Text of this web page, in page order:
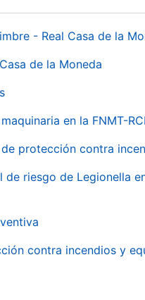
- Real Casa de la
de la Moneda
en la FNMT-
protección contra
riesgo de Legionella
contra incendios y